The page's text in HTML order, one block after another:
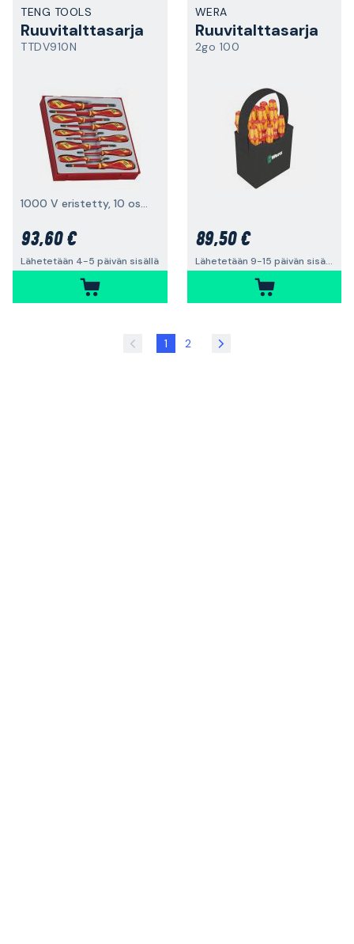
TENG TOOLS
Ruuvitalttasarja
TTDV910N
1000 V eristetty, 10 osaa
93,60 €
Lähetetään 4-5 päivän sisällä
WERA
Ruuvitalttasarja
2go 100
89,50 €
Lähetetään 9-15 päivän sisällä
1 2